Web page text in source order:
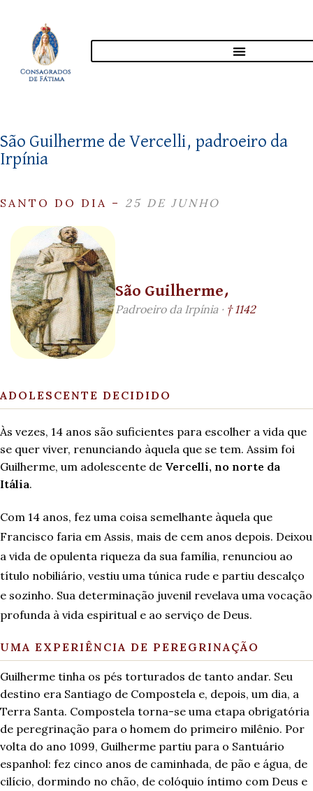
São Guilherme de Vercelli, padroeiro da
Irpínia
SANTO DO DIA – 25 DE JUNHO
São Guilherme,
Padroeiro da Irpínia · † 1142
ADOLESCENTE DECIDIDO
Às vezes, 14 anos são suficientes para escolher a vida que
se quer viver, renunciando àquela que se tem. Assim foi
Guilherme, um adolescente de Vercelli, no norte da
Itália.
Com 14 anos, fez uma coisa semelhante àquela que
Francisco faria em Assis, mais de cem anos depois. Deixou
a vida de opulenta riqueza da sua família, renunciou ao
título nobiliário, vestiu uma túnica rude e partiu descalço
e sozinho. Sua determinação juvenil revelava uma vocação
profunda à vida espiritual e ao serviço de Deus.
UMA EXPERIÊNCIA DE PEREGRINAÇÃO
Guilherme tinha os pés torturados de tanto andar. Seu
destino era Santiago de Compostela e, depois, um dia, a
Terra Santa. Compostela torna-se uma etapa obrigatória
de peregrinação para o homem do primeiro milênio. Por
volta do ano 1099, Guilherme partiu para o Santuário
espanhol: fez cinco anos de caminhada, de pão e água, de
cilício, dormindo no chão, de colóquio íntimo com Deus e